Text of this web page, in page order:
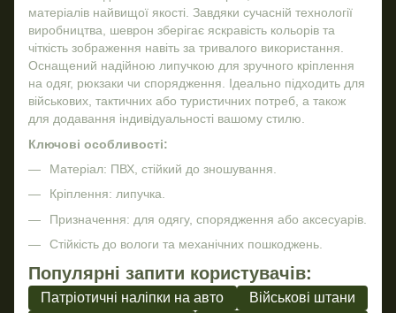
матеріалів найвищої якості. Завдяки сучасній технології
виробництва, шеврон зберігає яскравість кольорів та
чіткість зображення навіть за тривалого використання.
Оснащений надійною липучкою для зручного кріплення
на одяг, рюкзаки чи спорядження. Ідеально підходить для
військових, тактичних або туристичних потреб, а також
для додавання індивідуальності вашому стилю.
Ключові особливості:
Матеріал: ПВХ, стійкий до зношування.
Кріплення: липучка.
Призначення: для одягу, спорядження або аксесуарів.
Стійкість до вологи та механічних пошкоджень.
Популярні запити користувачів:
Патріотичні наліпки на авто
Військові штани